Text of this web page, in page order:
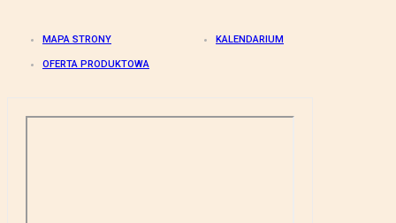
MAPA STRONY KALENDARIUM
OFERTA PRODUKTOWA